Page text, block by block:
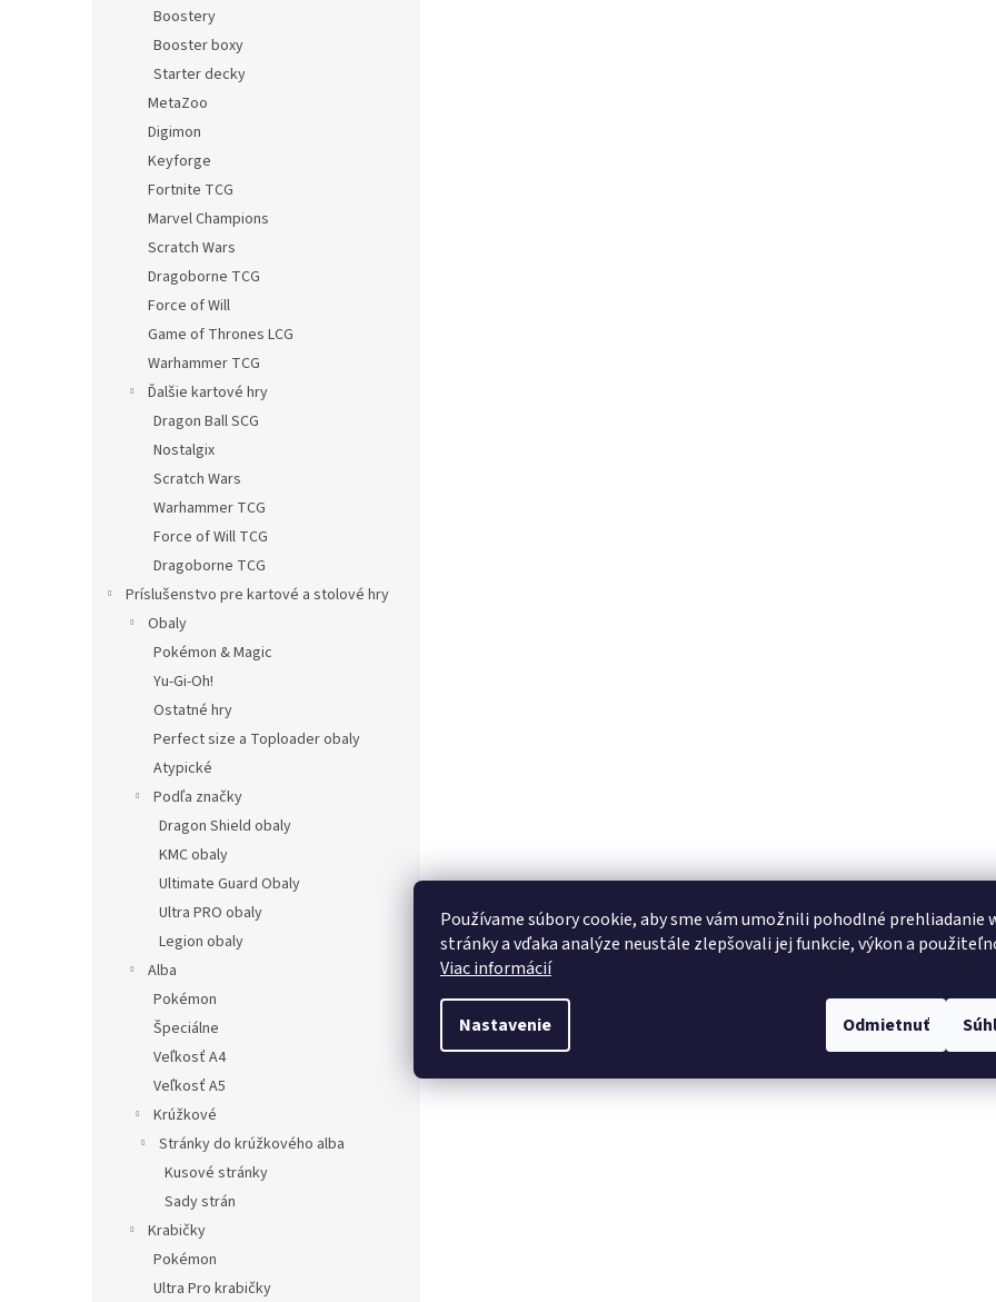
Používame súbory cookie, aby sme vám umožnili pohodlné prehliadanie
stránky a vďaka analýze neustále zlepšovali jej funkcie, výkon a
Viac informácií
Nastavenie Odmietnuť
Boostery
Booster boxy
Starter decky
MetaZoo
Digimon
Keyforge
Fortnite TCG
Marvel Champions
Scratch Wars
Dragoborne TCG
Force of Will
Game of Thrones LCG
Warhammer TCG
Ďalšie kartové hry
Dragon Ball SCG
Nostalgix
Scratch Wars
Warhammer TCG
Force of Will TCG
Dragoborne TCG
Príslušenstvo pre kartové a stolové hry
Obaly
Pokémon & Magic
Yu-Gi-Oh!
Ostatné hry
Perfect size a Toploader obaly
Atypické
Podľa značky
Dragon Shield obaly
KMC obaly
Ultimate Guard Obaly
Ultra PRO obaly
Legion obaly
Alba
Pokémon
Špeciálne
Veľkosť A4
Veľkosť A5
Krúžkové
Stránky do krúžkového alba
Kusové stránky
Sady strán
Krabičky
Pokémon
Ultra Pro krabičky